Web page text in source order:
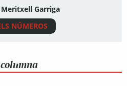
Garriga
NÚMEROS